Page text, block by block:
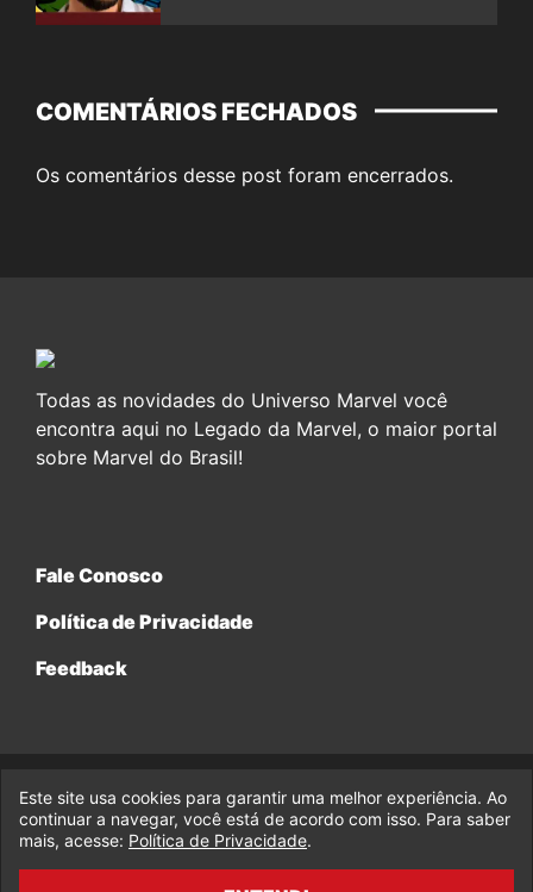
COMENTÁRIOS FECHADOS
Os comentários desse post foram encerrados.
Todas as novidades do Universo Marvel você
encontra aqui no Legado da Marvel, o maior portal
sobre Marvel do Brasil!
Fale Conosco
Política de Privacidade
Feedback
© 2017-2026 Legado da Marvel, uma empresa da Legado
Enterprises.
fabiolobo
Este site usa cookies para garantir uma melhor experiência. Ao
continuar a navegar, você está de acordo com isso. Para saber
mais, acesse: Política de Privacidade.